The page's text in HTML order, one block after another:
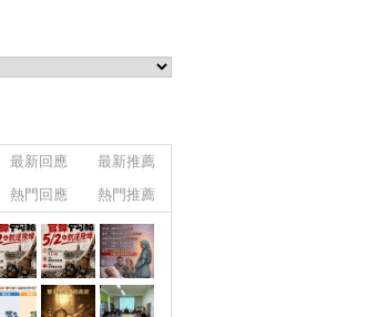
最新回應
最新推薦
熱門回應 熱門推薦